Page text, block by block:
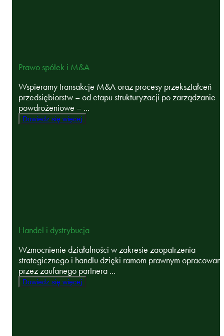
Prawo spółek i M&A
Wspieramy transakcje M&A oraz procesy przekształceń
przedsiębiorstw – od etapu strukturyzacji po zarządzanie
powdrożeniowe – ...
Dowiedz się więcej
Handel i dystrybucja
Wzmocnienie działalności w zakresie zaopatrzenia
strategicznego i handlu dzięki ramom prawnym
przez zaufanego partnera ...
Dowiedz się więcej